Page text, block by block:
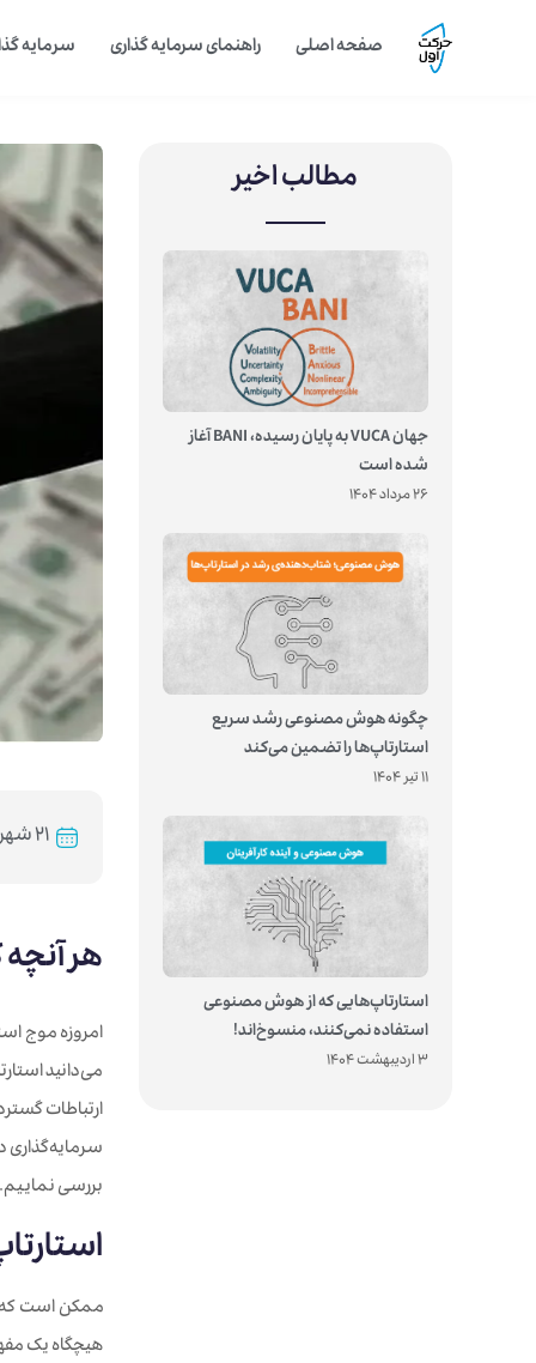
صفحه اصلی راهنمای سرمایه گذاری سرمایه
مطالب اخیر
جهان VUCA به پایان رسیده، BANI آغاز
شده است
26 مرداد 1404
چگونه هوش مصنوعی رشد سریع
استارتاپ‌ها را تضمین می‌کند
11 تیر 1404
استارتاپ‌هایی که از هوش مصنوعی
استفاده نمی‌کنند، منسوخ‌اند!
3 اردیبهشت 1404
۲۱ شهریور ۱۴۰۱
هر آنچه
امروزه موج
می‌دانید
ارتباطات
سرمایه‌گذاری
بررسی
ممکن است که
هیچگاه یک